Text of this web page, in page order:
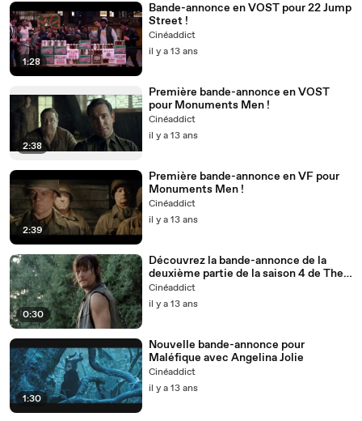
1:28
Bande-annonce en VOST pour 22 Jump
Street !
Cinéaddict
il y a 13 ans
2:38
Première bande-annonce en VOST
pour Monuments Men !
Cinéaddict
il y a 13 ans
2:39
Première bande-annonce en VF pour
Monuments Men !
Cinéaddict
il y a 13 ans
0:30
Découvrez la bande-annonce de la
deuxième partie de la saison 4 de The
Walking Dead
Cinéaddict
il y a 13 ans
1:30
Nouvelle bande-annonce pour
Maléfique avec Angelina Jolie
Cinéaddict
il y a 13 ans